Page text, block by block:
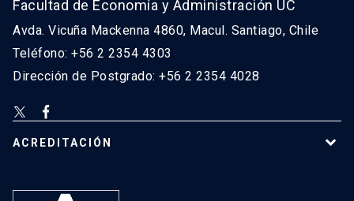
Facultad de Economía y Administración UC
Avda. Vicuña Mackenna 4860, Macul. Santiago, Chile
Teléfono: +56 2 2354 4303
Dirección de Postgrado: +56 2 2354 4028
ACREDITACIÓN